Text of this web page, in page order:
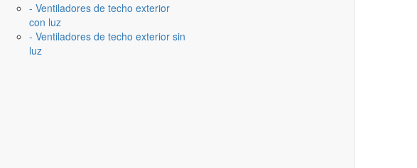
- Ventiladores de techo exterior
con luz
- Ventiladores de techo exterior sin
luz